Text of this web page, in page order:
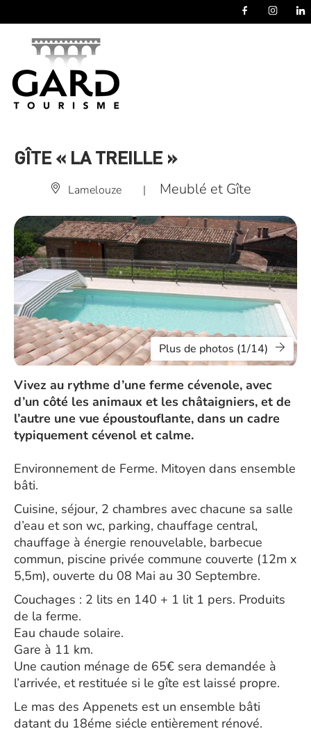
GÎTE « LA TREILLE »
Lamelouze | Meublé et Gîte
Plus de photos (1/14)
Vivez au rythme d’une ferme cévenole, avec
d’un côté les animaux et les châtaigniers, et de
l’autre une vue époustouflante, dans un cadre
typiquement cévenol et calme.
Environnement de Ferme. Mitoyen dans ensemble
bâti.
Cuisine, séjour, 2 chambres avec chacune sa salle
d’eau et son wc, parking, chauffage central,
chauffage à énergie renouvelable, barbecue
commun, piscine privée commune couverte (12m x
5,5m), ouverte du 08 Mai au 30 Septembre.
Couchages : 2 lits en 140 + 1 lit 1 pers. Produits
de la ferme.
Eau chaude solaire.
Gare à 11 km.
Une caution ménage de 65€ sera demandée à
l’arrivée, et restituée si le gîte est laissé propre.
Le mas des Appenets est un ensemble bâti
datant du 18éme siécle entièrement rénové.